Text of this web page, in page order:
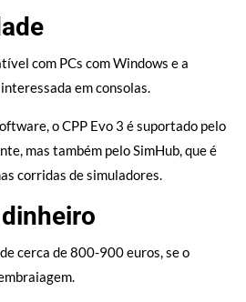
com PCs com Windows e a
em consolas.
o CPP Evo 3 é suportado pelo
mas também pelo SimHub, que é
corridas de simuladores.
cerca de 800-900 euros, se o